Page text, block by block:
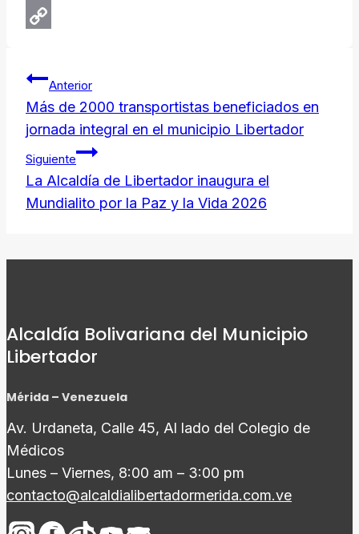
Email
Navegación
de
entradas
Anterior
​Más de 2000 transportistas beneficiados en
jornada integral en el municipio Libertador
Siguiente
La Alcaldía de Libertador inaugura el
Mundialito por la Paz y la Vida 2026
Alcaldía Bolivariana del Municipio
Libertador
Mérida – Venezuela
Av. Urdaneta, Calle 45, Al lado del Colegio de
Médicos
Lunes – Viernes, 8:00 am – 3:00 pm
contacto@alcaldialibertadormerida.com.ve